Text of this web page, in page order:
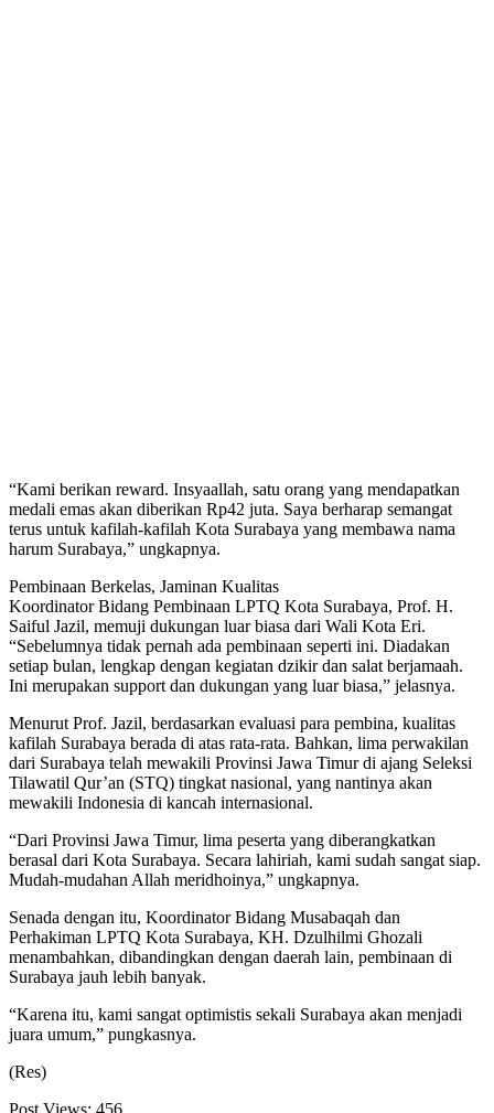
“Kami berikan reward. Insyaallah, satu orang yang mendapatkan
medali emas akan diberikan Rp42 juta. Saya berharap semangat
terus untuk kafilah-kafilah Kota Surabaya yang membawa nama
harum Surabaya,” ungkapnya.
Pembinaan Berkelas, Jaminan Kualitas
Koordinator Bidang Pembinaan LPTQ Kota Surabaya, Prof. H.
Saiful Jazil, memuji dukungan luar biasa dari Wali Kota Eri.
“Sebelumnya tidak pernah ada pembinaan seperti ini. Diadakan
setiap bulan, lengkap dengan kegiatan dzikir dan salat berjamaah.
Ini merupakan support dan dukungan yang luar biasa,” jelasnya.
Menurut Prof. Jazil, berdasarkan evaluasi para pembina, kualitas
kafilah Surabaya berada di atas rata-rata. Bahkan, lima perwakilan
dari Surabaya telah mewakili Provinsi Jawa Timur di ajang Seleksi
Tilawatil Qur’an (STQ) tingkat nasional, yang nantinya akan
mewakili Indonesia di kancah internasional.
“Dari Provinsi Jawa Timur, lima peserta yang diberangkatkan
berasal dari Kota Surabaya. Secara lahiriah, kami sudah sangat siap.
Mudah-mudahan Allah meridhoinya,” ungkapnya.
Senada dengan itu, Koordinator Bidang Musabaqah dan
Perhakiman LPTQ Kota Surabaya, KH. Dzulhilmi Ghozali
menambahkan, dibandingkan dengan daerah lain, pembinaan di
Surabaya jauh lebih banyak.
“Karena itu, kami sangat optimistis sekali Surabaya akan menjadi
juara umum,” pungkasnya.
(Res)